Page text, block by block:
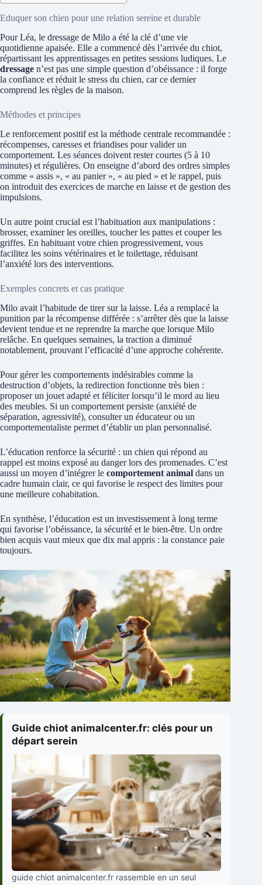
Eduquer son chien pour une relation sereine et durable
Pour Léa, le dressage de Milo a été la clé d’une vie
quotidienne apaisée. Elle a commencé dès l’arrivée du chiot,
répartissant les apprentissages en petites sessions ludiques. Le
dressage n’est pas une simple question d’obéissance : il forge
la confiance et réduit le stress du chien, car ce dernier
comprend les règles de la maison.
Méthodes et principes
Le renforcement positif est la méthode centrale recommandée :
récompenses, caresses et friandises pour valider un
comportement. Les séances doivent rester courtes (5 à 10
minutes) et régulières. On enseigne d’abord des ordres simples
comme « assis », « au panier », « au pied » et le rappel, puis
on introduit des exercices de marche en laisse et de gestion des
impulsions.
Un autre point crucial est l’habituation aux manipulations :
brosser, examiner les oreilles, toucher les pattes et couper les
griffes. En habituant votre chien progressivement, vous
facilitez les soins vétérinaires et le toilettage, réduisant
l’anxiété lors des interventions.
Exemples concrets et cas pratique
Milo avait l’habitude de tirer sur la laisse. Léa a remplacé la
punition par la récompense différée : s’arrêter dès que la laisse
devient tendue et ne reprendre la marche que lorsque Milo
relâche. En quelques semaines, la traction a diminué
notablement, prouvant l’efficacité d’une approche cohérente.
Pour gérer les comportements indésirables comme la
destruction d’objets, la redirection fonctionne très bien :
proposer un jouet adapté et féliciter lorsqu’il le mord au lieu
des meubles. Si un comportement persiste (anxiété de
séparation, agressivité), consulter un éducateur ou un
comportementaliste permet d’établir un plan personnalisé.
L’éducation renforce la sécurité : un chien qui répond au
rappel est moins exposé au danger lors des promenades. C’est
aussi un moyen d’intégrer le comportement animal dans un
cadre humain clair, ce qui favorise le respect des limites pour
une meilleure cohabitation.
En synthèse, l’éducation est un investissement à long terme
qui favorise l’obéissance, la sécurité et le bien-être. Un ordre
bien acquis vaut mieux que dix mal appris : la constance paie
toujours.
Guide chiot animalcenter.fr: clés pour un
départ serein
guide chiot animalcenter.fr rassemble en un seul